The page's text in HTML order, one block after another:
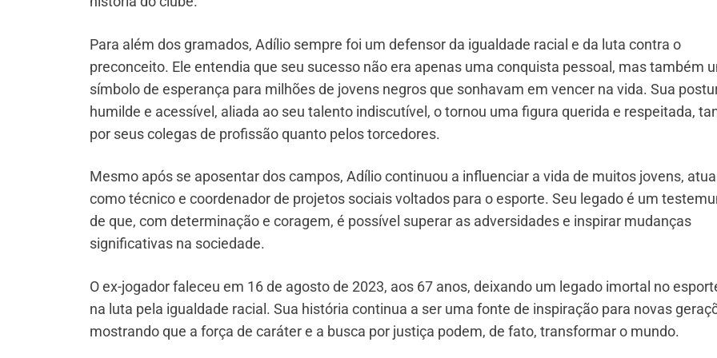
Para além dos gramados, Adílio sempre foi um defensor da igualdade racial e da luta contra o
preconceito. Ele entendia que seu sucesso não era apenas uma conquista pessoal, mas também
símbolo de esperança para milhões de jovens negros que sonhavam em vencer na vida. Sua
humilde e acessível, aliada ao seu talento indiscutível, o tornou uma figura querida e respeitada,
por seus colegas de profissão quanto pelos torcedores.
Mesmo após se aposentar dos campos, Adílio continuou a influenciar a vida de muitos jovens,
como técnico e coordenador de projetos sociais voltados para o esporte. Seu legado é um
de que, com determinação e coragem, é possível superar as adversidades e inspirar mudanças
significativas na sociedade.
O ex-jogador faleceu em 16 de agosto de 2023, aos 67 anos, deixando um legado imortal no
na luta pela igualdade racial. Sua história continua a ser uma fonte de inspiração para novas
mostrando que a força de caráter e a busca por justiça podem, de fato, transformar o mundo.